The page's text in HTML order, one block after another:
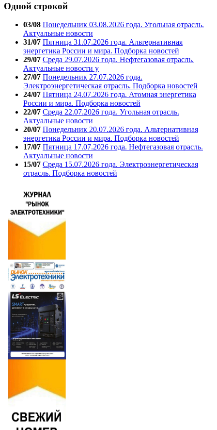
Одной строкой
03/08 Понедельник 03.08.2026 года. Угольная отрасль.
Актуальные новости
31/07 Пятница 31.07.2026 года. Альтернативная
энергетика России и мира. Подборка новостей
29/07 Среда 29.07.2026 года. Нефтегазовая отрасль.
Актуальные новости у
27/07 Понедельник 27.07.2026 года.
Электроэнергетическая отрасль. Подборка новостей
24/07 Пятница 24.07.2026 года. Атомная энергетика
России и мира. Подборка новостей
22/07 Среда 22.07.2026 года. Угольная отрасль.
Актуальные новости
20/07 Понедельник 20.07.2026 года. Альтернативная
энергетика России и мира. Подборка новостей
17/07 Пятница 17.07.2026 года. Нефтегазовая отрасль.
Актуальные новости
15/07 Среда 15.07.2026 года. Электроэнергетическая
отрасль. Подборка новостей